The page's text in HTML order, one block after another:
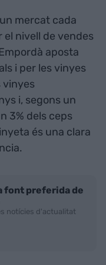
mercat cada
nivell de vendes
aposta
i per les vinyes
vinyes
i, segons un
3% dels ceps
és una clara
font preferida de
notícies d'actualitat